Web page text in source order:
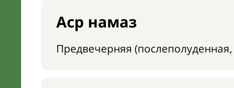
Аср намаз
Предвечерняя